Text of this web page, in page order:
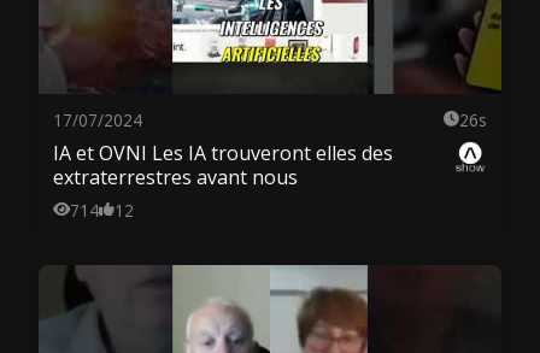
17/07/2024 26s
IA et OVNI Les IA trouveront elles des
extraterrestres avant nous
714 12